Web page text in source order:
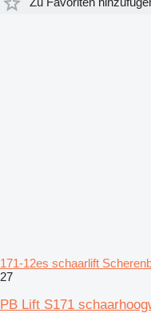
171-12es schaarlift
27
PB Lift S171